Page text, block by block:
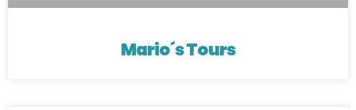
Mario´s Tours